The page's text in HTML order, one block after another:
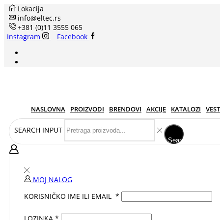
Lokacija
info@eltec.rs
+381 (0)11 3555 065
Instagram
Facebook
NASLOVNA PROIZVODI BRENDOVI AKCIJE KATALOZI
SEARCH INPUT
Search
MOJ NALOG
KORISNIČKO IME ILI EMAIL *